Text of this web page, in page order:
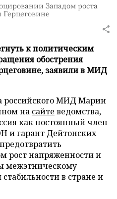
Западом роста
к политическим
обострения
заявили в МИД
российского МИД Марии
на сайте ведомства,
как постоянный член
и гарант Дейтонских
рост напряженности и
межэтническому
в стране и